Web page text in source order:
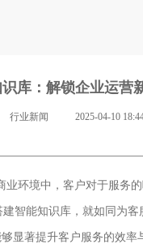
库：解锁企业运营
行业新闻
2025-04-10
境中，客户对于服务的
智能知识库，就如同为客
显著提升客户服务的效率